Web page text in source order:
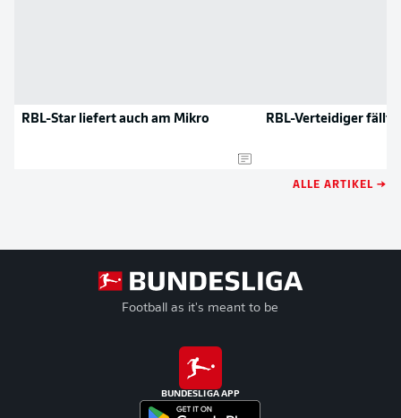
RBL-Star liefert auch am Mikro RBL-Verteidiger fällt
ALLE ARTIKEL →
Football as it's meant to be
BUNDESLIGA APP